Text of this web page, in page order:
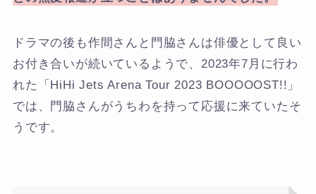
ドラマの後も作間さんと門脇さんは俳優として良い
お付き合いが続いているようで、2023年7月に行わ
れた「HiHi Jets Arena Tour 2023 BOOOOOST!!」
では、門脇さんがうちわを持って応援に来ていたそ
うです。